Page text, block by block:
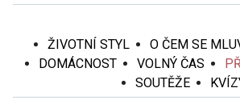
ŽIVOTNÍ STYL O ČEM SE
DOMÁCNOST
VOLNÝ ČAS
SOUTĚŽE